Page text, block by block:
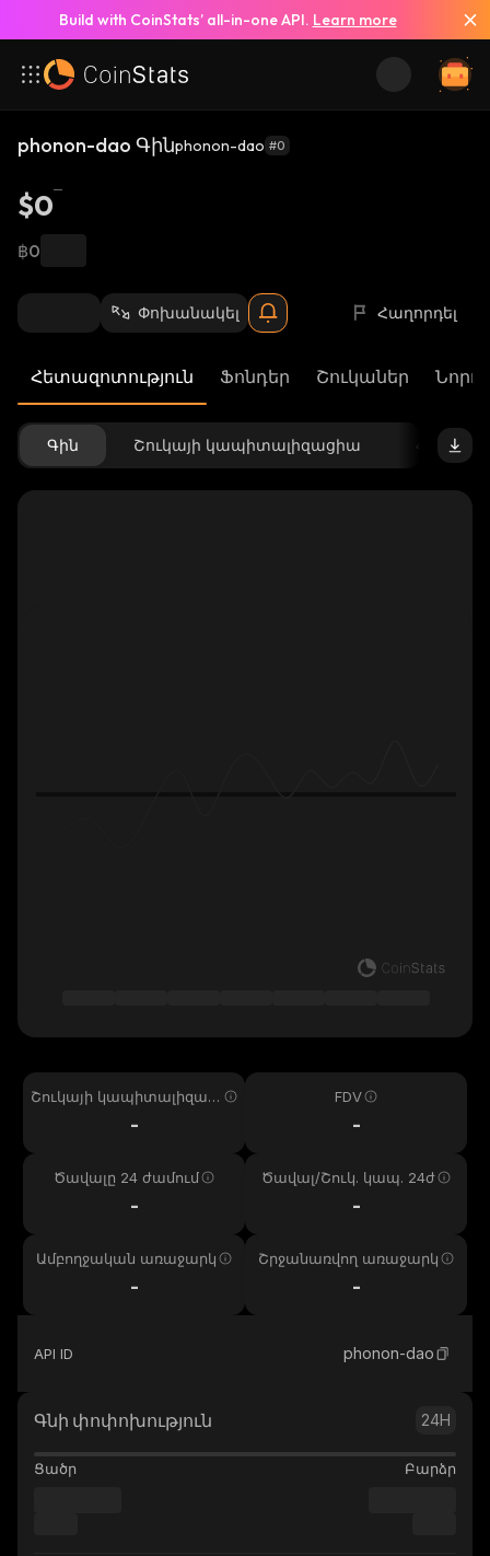
Build with CoinStats’ all-in-one API. Learn more
phonon-dao Գինphonon-dao #0
$0
฿0
Փոխանակել Հաղորդել
Հետազոտություն Ֆոնդեր Շուկաներ
Գին Շուկայի կապիտալիզացիա
Շուկայի կապիտալիզաց
-
FDV
-
Ծավալը 24 ժամում
-
Ծավալ/Շուկ. կապ. 24ժ
-
Ամբողջական առաջարկ
-
Շրջանառվող առաջարկ
-
API ID phonon-dao
Գնի փոփոխություն 24H
Ցածր Բարձր